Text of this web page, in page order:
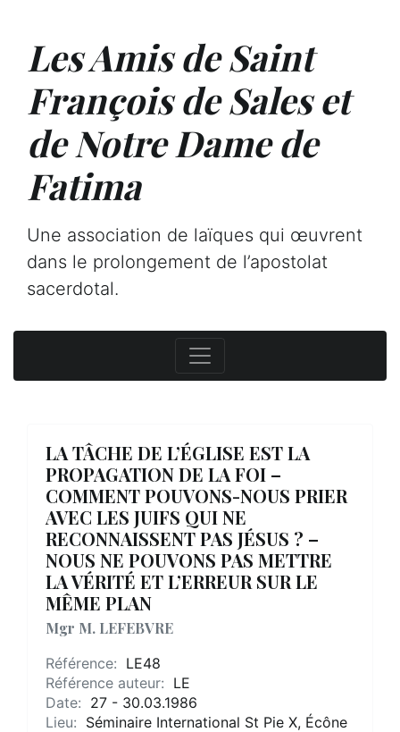
Les Amis de Saint
François de Sales et
de Notre Dame de
Fatima
Une association de laïques qui œuvrent
dans le prolongement de l’apostolat
sacerdotal.
LA TÂCHE DE L’ÉGLISE EST LA
PROPAGATION DE LA FOI –
COMMENT POUVONS-NOUS PRIER
AVEC LES JUIFS QUI NE
RECONNAISSENT PAS JÉSUS ? –
NOUS NE POUVONS PAS METTRE
LA VÉRITÉ ET L’ERREUR SUR LE
MÊME PLAN
Mgr M. LEFEBVRE
Référence: LE48
Référence auteur: LE
Date: 27 - 30.03.1986
Lieu: Séminaire International St Pie X, Écône